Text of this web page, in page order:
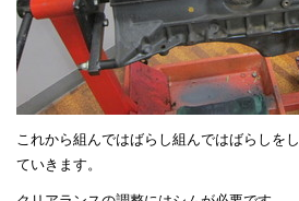
これから組んではばらし組んではばらしを
ていきます。